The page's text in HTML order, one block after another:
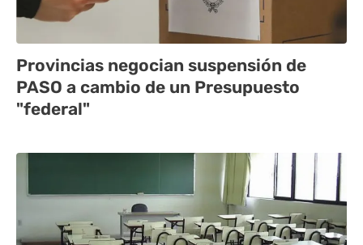
Provincias negocian suspensión de
PASO a cambio de un Presupuesto
"federal"